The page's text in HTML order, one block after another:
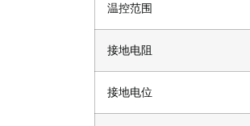
温控范围
接地电阻
接地电位